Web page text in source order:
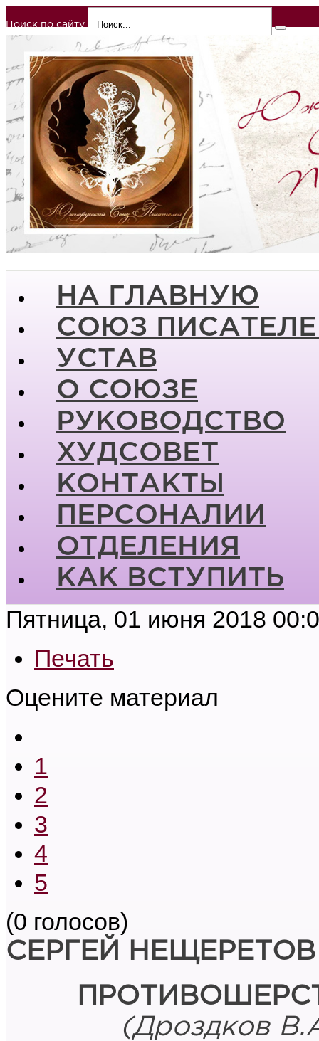
Поиск по сайту
НА ГЛАВНУЮ
СОЮЗ
УСТАВ
О СОЮЗЕ
РУКОВОДСТВО
ХУДСОВЕТ
КОНТАКТЫ
ПЕРСОНАЛИИ
ОТДЕЛЕНИЯ
КАК ВСТУПИТЬ
Пятница, 01 июня 2018
Печать
Оцените материал
1
2
3
4
5
(0 голосов)
СЕРГЕЙ НЕЩЕРЕТОВ
(Дроздков